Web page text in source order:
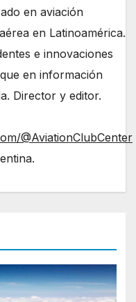
en aviación
en Latinoamérica.
e innovaciones
en información
Director y editor.
@AviationClubCenter